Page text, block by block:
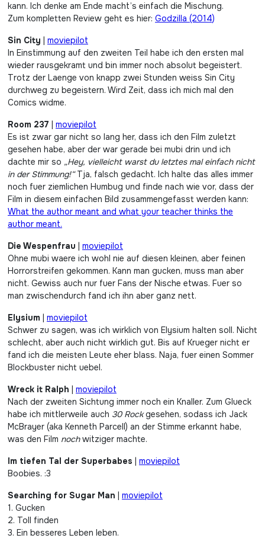
kann. Ich denke am Ende macht’s einfach die Mischung.
Zum kompletten Review geht es hier: Godzilla (2014)
Sin City | moviepilot
In Einstimmung auf den zweiten Teil habe ich den ersten mal
wieder rausgekramt und bin immer noch absolut begeistert.
Trotz der Laenge von knapp zwei Stunden weiss Sin City
durchweg zu begeistern. Wird Zeit, dass ich mich mal den
Comics widme.
Room 237 | moviepilot
Es ist zwar gar nicht so lang her, dass ich den Film zuletzt
gesehen habe, aber der war gerade bei mubi drin und ich
dachte mir so „Hey, vielleicht warst du letztes mal einfach nicht
in der Stimmung!“Tja, falsch gedacht. Ich halte das alles immer
noch fuer ziemlichen Humbug und finde nach wie vor, dass der
Film in diesem einfachen Bild zusammengefasst werden kann:
What the author meant and what your teacher thinks the
author meant.
Die Wespenfrau | moviepilot
Ohne mubi waere ich wohl nie auf diesen kleinen, aber feinen
Horrorstreifen gekommen. Kann man gucken, muss man aber
nicht. Gewiss auch nur fuer Fans der Nische etwas. Fuer so
man zwischendurch fand ich ihn aber ganz nett.
Elysium | moviepilot
Schwer zu sagen, was ich wirklich von Elysium halten soll. Nicht
schlecht, aber auch nicht wirklich gut. Bis auf Krueger nicht er
fand ich die meisten Leute eher blass. Naja, fuer einen Sommer
Blockbuster nicht uebel.
Wreck it Ralph | moviepilot
Nach der zweiten Sichtung immer noch ein Knaller. Zum Glueck
habe ich mittlerweile auch 30 Rockgesehen, sodass ich Jack
McBrayer (aka Kenneth Parcell) an der Stimme erkannt habe,
was den Film nochwitziger machte.
Im tiefen Tal der Superbabes | moviepilot
Boobies. :3
Searching for Sugar Man | moviepilot
1. Gucken
2. Toll finden
3. Ein besseres Leben leben.